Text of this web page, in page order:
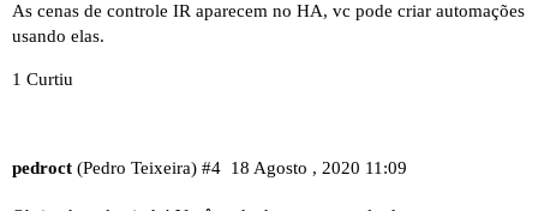
As cenas de controle IR aparecem no HA, vc pode criar automações
usando elas.
1 Curtiu
pedroct (Pedro Teixeira) 18 Agosto , 2020 11:09
#4